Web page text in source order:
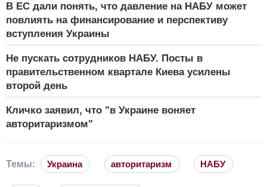
В ЕС дали понять, что давление на НАБУ может
повлиять на финансирование и перспективу
вступления Украины
Не пускать сотрудников НАБУ. Посты в
правительственном квартале Киева усилены
второй день
Кличко заявил, что "в Украине воняет
авторитаризмом"
Темы: Украина авторитаризм НАБУ